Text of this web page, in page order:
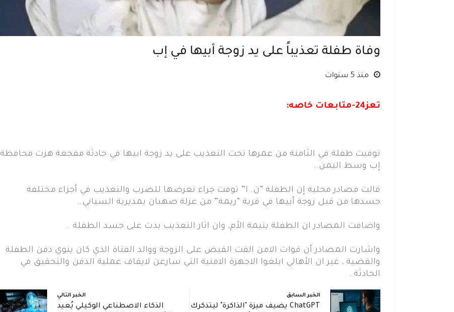
وفاة طفلة تعذيباً على يد زوجة أبيها في إب
منذ 5 سنوات
تعز24-متابعات خاصه:
توفيت طفلة في الثامنة من عمرها تحت التعذيب على يد زوجة ابيها في حادثة مفجعة هزت محافظة
إب وسط اليمن..
قالت مصادر محلية إن الطفلة “ن. ا” توفت جراء تعرضها للضرب والتعذيب في أجزاء مختلفة
جسدها من قبل زوجة أبيها في قرية “ريمة” من عزلة صهبان بمديرية السياني..
واضافت المصادر ان الطفلة يتيمة الأم, وان اثار التعذيب بدت على جسد الطفلة .
واشارت المصادر أن قوات الامن القت القبض على الزوجة ووالد الفتاة الذي كان ينوي دفن الطفلة
والقضية , غير ان الأهالي ابلغوا الاجهزة الامنية التي سارعن لايقاف عملية الدفن والتحقيق في
الحادثة .
الخبر السابق
ChatGPT يضيف ميزة "الذاكرة" ليتذكرك
الخبر التالي
الذكاء الاصطناعي الوكيلي يُعيد